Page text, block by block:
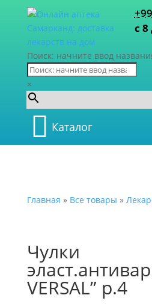
с 8
Поиск: начните ввод
×
Каталог
Главная » Все товары »
Чулки
VERSAL” р.4